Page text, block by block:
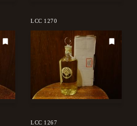
LCC 1270
LCC 1267